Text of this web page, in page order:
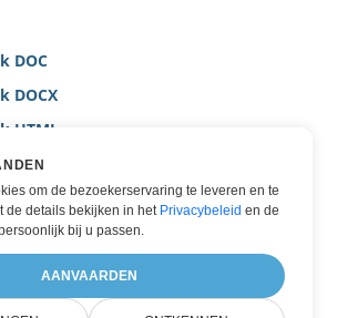
DOC
DOCX
HTML
MARKDOWN
PDF
TEXT
WORD
om de bezoekerservaring te leveren en te
de details bekijken in het Privacybeleid en de
bij u passen.
AANVAARDEN